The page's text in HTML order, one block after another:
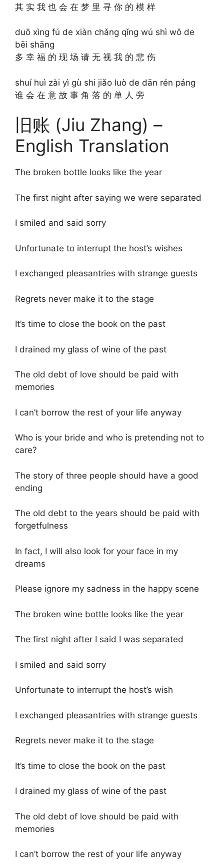
其 实 我 也 会 在 梦 里 寻 你 的 模 样
duō xìng fú de xiàn chǎng qǐng wú shì wǒ de
bēi shāng
多 幸 福 的 现 场 请 无 视 我 的 悲 伤
shuí huì zài yì gù shi jiǎo luò de dān rén páng
谁 会 在 意 故 事 角 落 的 单 人 旁
旧账 (Jiu Zhang) –
English Translation
The broken bottle looks like the year
The first night after saying we were separated
I smiled and said sorry
Unfortunate to interrupt the host’s wishes
I exchanged pleasantries with strange guests
Regrets never make it to the stage
It’s time to close the book on the past
I drained my glass of wine of the past
The old debt of love should be paid with
memories
I can’t borrow the rest of your life anyway
Who is your bride and who is pretending not to
care?
The story of three people should have a good
ending
The old debt to the years should be paid with
forgetfulness
In fact, I will also look for your face in my
dreams
Please ignore my sadness in the happy scene
The broken wine bottle looks like the year
The first night after I said I was separated
I smiled and said sorry
Unfortunate to interrupt the host’s wish
I exchanged pleasantries with strange guests
Regrets never make it to the stage
It’s time to close the book on the past
I drained my glass of wine of the past
The old debt of love should be paid with
memories
I can’t borrow the rest of your life anyway